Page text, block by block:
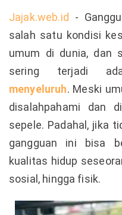
Jajak.web.id -
salah satu kondisi
umum di dunia, dan
sering terjadi
menyeluruh. Meski
disalahpahami dan
sepele. Padahal, jika
gangguan ini bisa
kualitas hidup
sosial, hingga fisik.